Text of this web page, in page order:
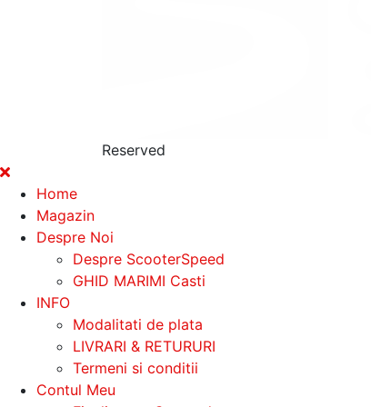
Reserved
Home
Magazin
Despre Noi
Despre ScooterSpeed
GHID MARIMI Casti
INFO
Modalitati de plata
LIVRARI & RETURURI
Termeni si conditii
Contul Meu